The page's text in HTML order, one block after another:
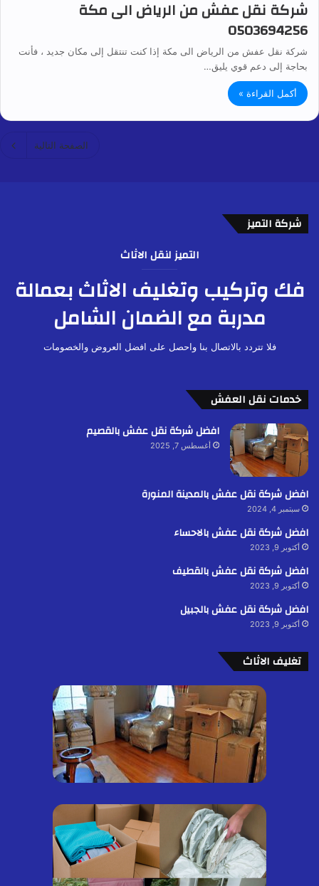
شركة نقل عفش من الرياض الى مكة
0503694256
شركة نقل عفش من الرياض الى مكة إذا كنت تنتقل إلى مكان جديد ، فأنت
بحاجة إلى دعم قوي يليق…
أكمل القراءة »
الصفحة التالية
شركة التميز
التميز لنقل الاثاث
فك وتركيب وتغليف الاثاث بعمالة
مدربة مع الضمان الشامل
فلا تتردد بالاتصال بنا واحصل على افضل العروض والخصومات
خدمات نقل العفش
افضل شركة نقل عفش بالقصيم
أغسطس 7, 2025
افضل شركة نقل عفش بالمدينة المنورة
سبتمبر 4, 2024
افضل شركة نقل عفش بالاحساء
أكتوبر 9, 2023
افضل شركة نقل عفش بالقطيف
أكتوبر 9, 2023
افضل شركة نقل عفش بالجبيل
أكتوبر 9, 2023
تغليف الاثاث